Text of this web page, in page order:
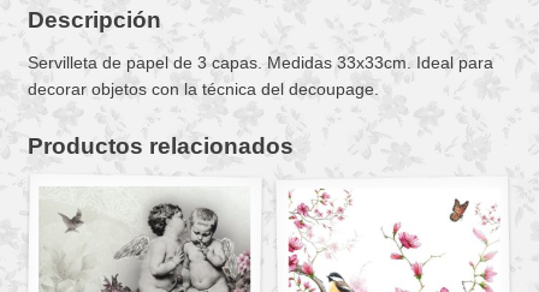
Descripción
Servilleta de papel de 3 capas. Medidas 33x33cm. Ideal para
decorar objetos con la técnica del decoupage.
Productos relacionados